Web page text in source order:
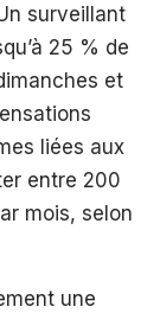
surveillant
25 % de
et
liées aux
entre 200
mois, selon
une